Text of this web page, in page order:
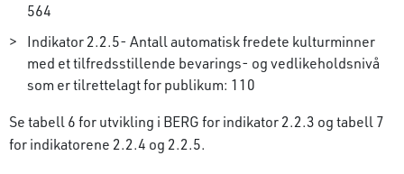
564
Indikator 2.2.5- Antall automatisk fredete kulturminner
med et tilfredsstillende bevarings- og vedlikeholdsnivå
som er tilrettelagt for publikum: 110
Se tabell 6 for utvikling i BERG for indikator 2.2.3 og tabell 7
for indikatorene 2.2.4 og 2.2.5.